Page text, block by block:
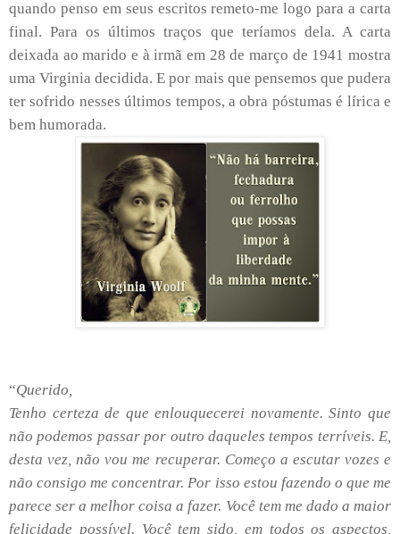
quando penso em seus escritos remeto-me logo para a carta
final. Para os últimos traços que teríamos dela. A carta
deixada ao marido e à irmã em 28 de março de 1941 mostra
uma Virginia decidida. E por mais que pensemos que pudera
ter sofrido nesses últimos tempos, a obra póstumas é lírica e
bem humorada.
“Querido,
Tenho certeza de que enlouquecerei novamente. Sinto que
não podemos passar por outro daqueles tempos terríveis. E,
desta vez, não vou me recuperar. Começo a escutar vozes e
não consigo me concentrar. Por isso estou fazendo o que me
parece ser a melhor coisa a fazer. Você tem me dado a maior
felicidade possível. Você tem sido, em todos os aspectos,